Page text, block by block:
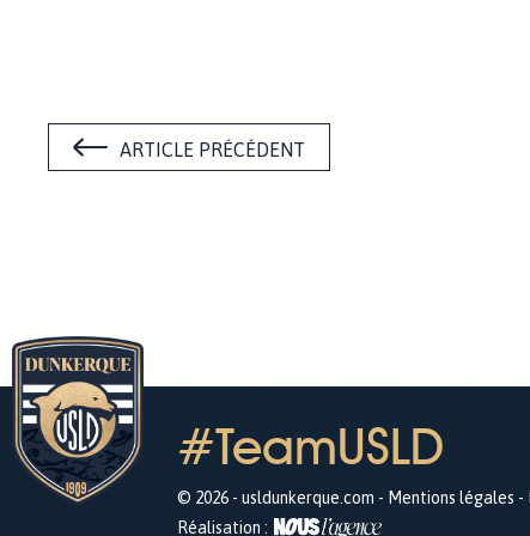
ARTICLE PRÉCÉDENT
#TeamUSLD
© 2026 - usldunkerque.com - Mentions légales -
Réalisation :